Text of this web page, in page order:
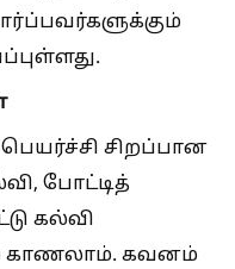
சிறப்பான
போட்டித்
கல்வி
காணலாம். கவனம்